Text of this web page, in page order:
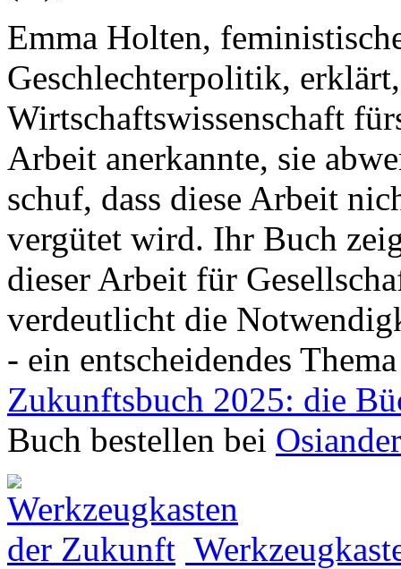
Emma Holten,
Geschlechterpolitik,
Wirtschaftswissenschaft
Arbeit anerkannte, sie
schuf, dass diese Arbeit
vergütet wird. Ihr Buch
dieser Arbeit für
verdeutlicht die
- ein entscheidendes
Zukunftsbuch 2025: die
Buch bestellen bei